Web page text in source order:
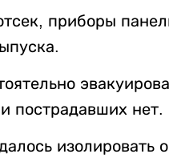
приборы
пострадавших нет.
изолировать